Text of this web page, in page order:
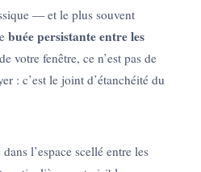
— et le plus souvent
buée persistante entre les
votre fenêtre, ce n’est pas de
: c’est le joint d’étanchéité du
l’espace scellé entre les